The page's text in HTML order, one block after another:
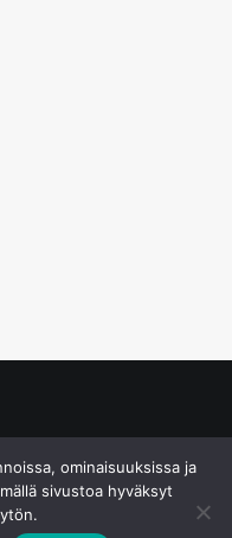
ominaisuuksissa ja
sivustoa hyväksyt